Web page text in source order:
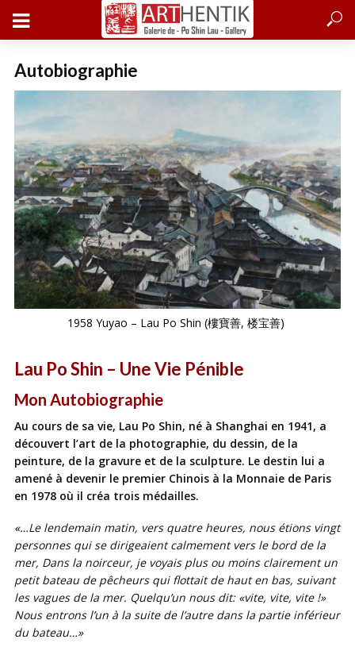
Autobiographie
1958 Yuyao – Lau Po Shin (樓寶善, 楼宝善)
Lau Po Shin – Une Vie Pénible
Mon Autobiographie
Au cours de sa vie, Lau Po Shin, né à Shanghai en 1941, a
découvert l’art de la photographie, du dessin, de la
peinture, de la gravure et de la sculpture. Le destin lui a
amené à devenir le premier Chinois à la Monnaie de Paris
en 1978 où il créa trois médailles.
«…Le lendemain matin, vers quatre heures, nous étions vingt
personnes qui se dirigeaient calmement vers le bord de la
mer, Dans la noirceur, je voyais plus ou moins clairement un
petit bateau de pêcheurs qui flottait de haut en bas, suivant
les vagues de la mer. Quelqu’un nous dit: «vite, vite, vite !»
Nous entrons l’un à la suite de l’autre dans la partie inférieur
du bateau…»